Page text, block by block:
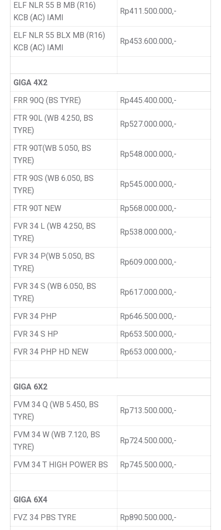
ELF NLR 55 B MB (R16)
KCB (AC) IAMI
Rp411.500.000,-
ELF NLR 55 BLX MB (R16)
KCB (AC) IAMI
Rp453.600.000,-
GIGA 4X2
FRR 90Q (BS TYRE)
Rp445.400.000,-
FTR 90L (WB 4.250, BS
TYRE)
Rp527.000.000,-
FTR 90T(WB 5.050, BS
TYRE)
Rp548.000.000,-
FTR 90S (WB 6.050, BS
TYRE)
Rp545.000.000,-
FTR 90T NEW
Rp568.000.000,-
FVR 34 L (WB 4.250, BS
TYRE)
Rp538.000.000,-
FVR 34 P(WB 5.050, BS
TYRE)
Rp609.000.000,-
FVR 34 S (WB 6.050, BS
TYRE)
Rp617.000.000,-
FVR 34 PHP
Rp646.500.000,-
FVR 34 S HP
Rp653.500.000,-
FVR 34 PHP HD NEW
Rp653.000.000,-
GIGA 6X2
FVM 34 Q (WB 5.450, BS
TYRE)
Rp713.500.000,-
FVM 34 W (WB 7.120, BS
TYRE)
Rp724.500.000,-
FVM 34 T HIGH POWER BS Rp745.500.000,-
GIGA 6X4
FVZ 34 PBS TYRE
Rp890.500.000,-